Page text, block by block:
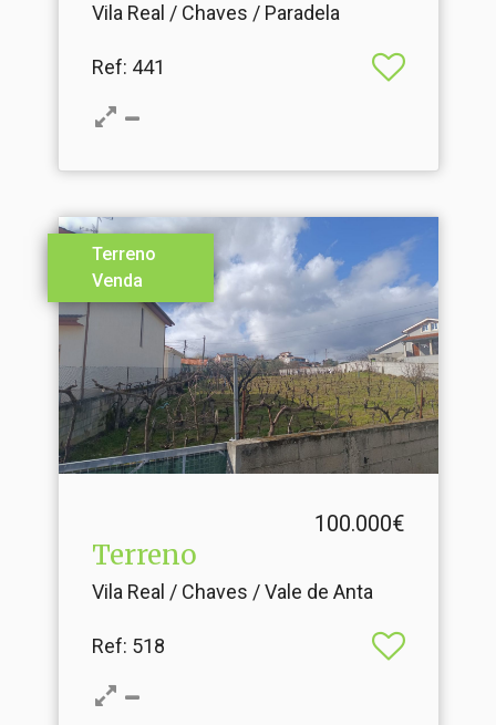
Vila Real / Chaves / Paradela
Ref: 441
Terreno
Venda
100.000€
Terreno
Vila Real / Chaves / Vale de Anta
Ref: 518